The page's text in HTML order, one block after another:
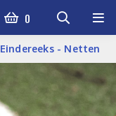
0
Eindereeks - Netten